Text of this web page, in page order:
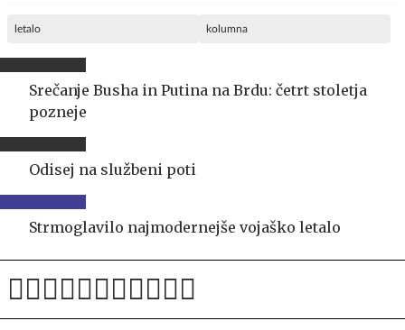
letalo kolumna
Srečanje Busha in Putina na Brdu: četrt stoletja
pozneje
Odisej na službeni poti
Strmoglavilo najmodernejše vojaško letalo